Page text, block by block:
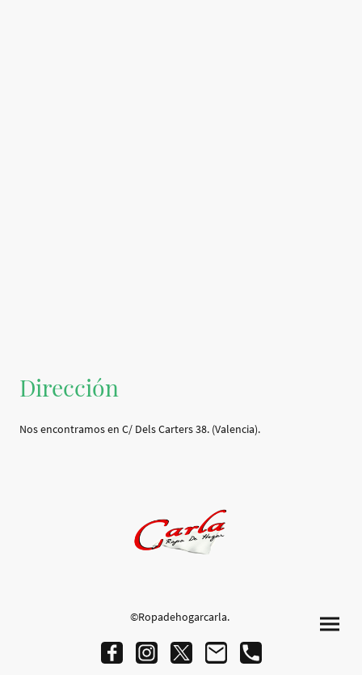
Dirección
Nos encontramos en C/ Dels Carters 38. (Valencia).
©Ropadehogarcarla.